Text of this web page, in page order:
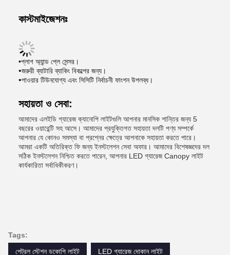
কাস্টমাইজেশনঃ
•প্লাগ অ্যান্ড প্লে সেন্সর।
•জরুরী ব্যাটারি ব্যাকিং বিকল্পের জন্য।
•পাওয়ার টিউনযোগ্য এবং সিসিটি নির্বাচনী ফাংশন উপলব্ধ।
সহায়তা ও সেবা:
আমাদের এলইডি গ্যারেজ ক্যানোপি লাইটগুলি আপনার মানসিক শান্তির জন্য 5
বছরের ওয়ারেন্টি সহ আসে। আমাদের প্রযুক্তিগত সহায়তা দলটি পণ্য সম্পর্কে
আপনার যে কোনও সমস্যা বা প্রশ্নের ক্ষেত্রে আপনাকে সহায়তা করতে পারে।
আমরা একটি অতিরিক্ত ফি জন্য ইনস্টলেশন সেবা অফার। আমাদের বিশেষজ্ঞদের দল
সঠিক ইনস্টলেশন নিশ্চিত করতে পারেন, আপনার LED গ্যারেজ Canopy লাইট
কার্যকারিতা সর্বাধিকীকরণ।
Tags:
পেট্রল স্টেশন ডকোপি লাইট
LED গ্যারেজ দোকান লাইট